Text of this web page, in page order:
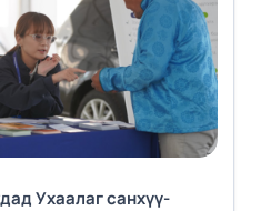
Ухаалаг санхүү-